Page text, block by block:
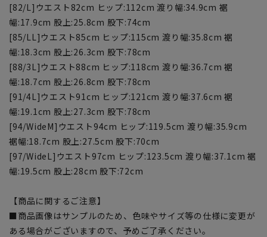
[82/L]ウエスト82cm ヒップ:112cm 渡り幅:34.9cm 裾
幅:17.9cm 股上:25.8cm 股下:74cm
[85/LL]ウエスト85cm ヒップ:115cm 渡り幅:35.8cm 裾
幅:18.3cm 股上:26.3cm 股下:78cm
[88/3L]ウエスト88cm ヒップ:118cm 渡り幅:36.7cm 裾
幅:18.7cm 股上:26.8cm 股下:78cm
[91/4L]ウエスト91cm ヒップ:121cm 渡り幅:37.6cm 裾
幅:19.1cm 股上:27.3cm 股下:78cm
[94/WideM]ウエスト94cm ヒップ:119.5cm 渡り幅:35.9cm
裾幅:18.7cm 股上:27.5cm 股下:70cm
[97/WideL]ウエスト97cm ヒップ:123.5cm 渡り幅:37.1cm 裾
幅:19.5cm 股上:28cm 股下:72cm
【商品に関するご注意】
■商品画像はサンプルのため、色味やサイズ等の仕様に変更が
ある場合がございますので、予めご了承ください。